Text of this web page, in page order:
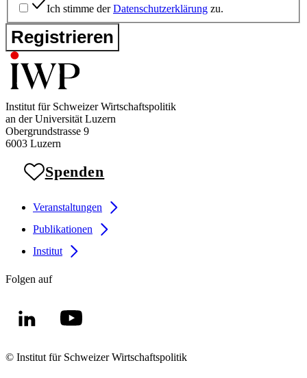
Ich stimme derDatenschutzerklärung zu.
Registrieren
Institut für Schweizer Wirtschaftspolitik
an der Universität Luzern
Obergrundstrasse 9
6003 Luzern
Spenden
Veranstaltungen
Publikationen
Institut
Folgen auf
© Institut für Schweizer Wirtschaftspolitik